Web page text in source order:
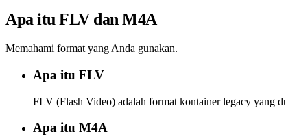
Apa itu FLV dan M4A
Memahami format yang Anda gunakan.
Apa itu FLV
FLV (Flash Video) adalah format kontainer legacy yang
Apa itu M4A